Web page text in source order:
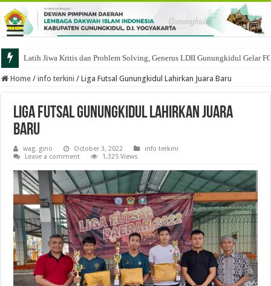
Latih Jiwa Kritis dan Problem Solving, Generus LDII Gunungkidul Gelar
Home / info terkini / Liga Futsal Gunungkidul Lahirkan Juara Baru
Liga Futsal Gunungkidul Lahirkan Juara
Baru
wag. gino October 3, 2022
info terkini
Leave a comment
1,325 Views